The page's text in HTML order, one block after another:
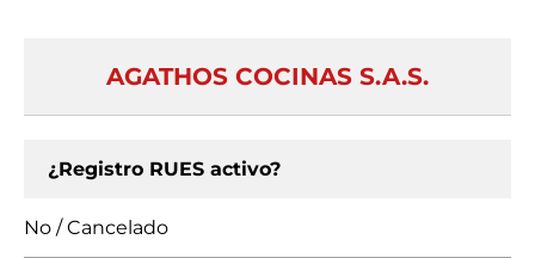
AGATHOS COCINAS S.A.S.
¿Registro RUES activo?
No / Cancelado